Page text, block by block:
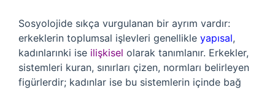
Sosyolojide sıkça vurgulanan bir ayrım vardır:
erkeklerin toplumsal işlevleri genellikle yapısal,
kadınlarınki ise ilişkisel olarak tanımlanır. Erkekler,
sistemleri kuran, sınırları çizen, normları belirleyen
figürlerdir; kadınlar ise bu sistemlerin içinde bağ